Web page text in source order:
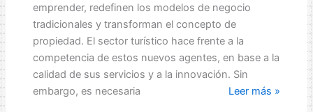
emprender, redefinen los modelos de negocio
tradicionales y transforman el concepto de
propiedad. El sector turístico hace frente a la
competencia de estos nuevos agentes, en base a la
calidad de sus servicios y a la innovación. Sin
embargo, es necesaria
Turismo:
Leer más »